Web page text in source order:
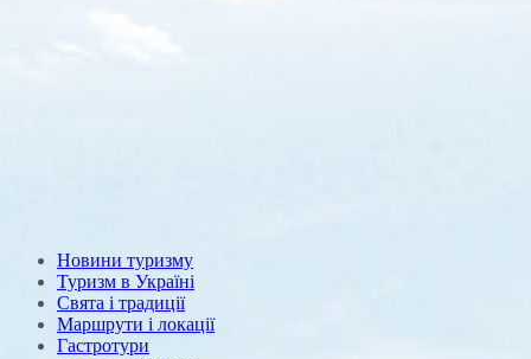
Новини туризму
Туризм в Україні
Свята і традиції
Маршрути і локації
Гастротури